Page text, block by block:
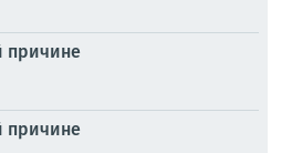
причине
причине